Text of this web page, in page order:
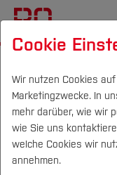
Campus
Kollegium
Cookie
Wir nutzen Cookies
Marketingzwecke. In
mehr darüber, wie wir
wie Sie uns
welche Cookies wir
annehmen.